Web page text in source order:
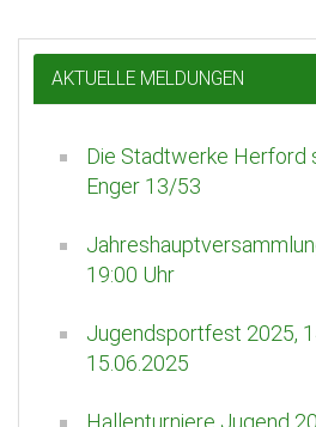
AKTUELLE MELDUNGEN
Die Stadtwerke Herford
Enger 13/53
19:00 Uhr
Jugendsportfest 2025,
15.06.2025
Hallenturniere Jugend